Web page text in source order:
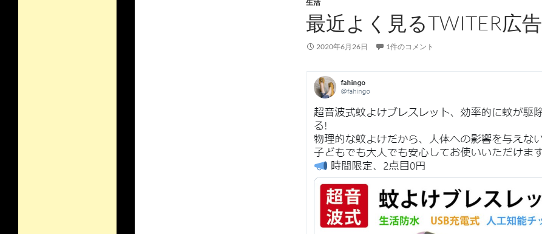
生活
最近よく見るTWITER広告
2020年6月26日 1件のコメント